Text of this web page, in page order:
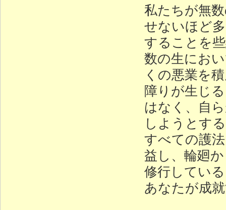
私たちが無
せないほど
することを
数の生にお
くの悪業を
障りが生じ
はなく、自
しようとす
すべての護
益し、輪廻
修行してい
あなたが成